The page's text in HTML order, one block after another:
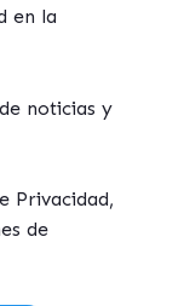
en la
noticias y
Privacidad,
de